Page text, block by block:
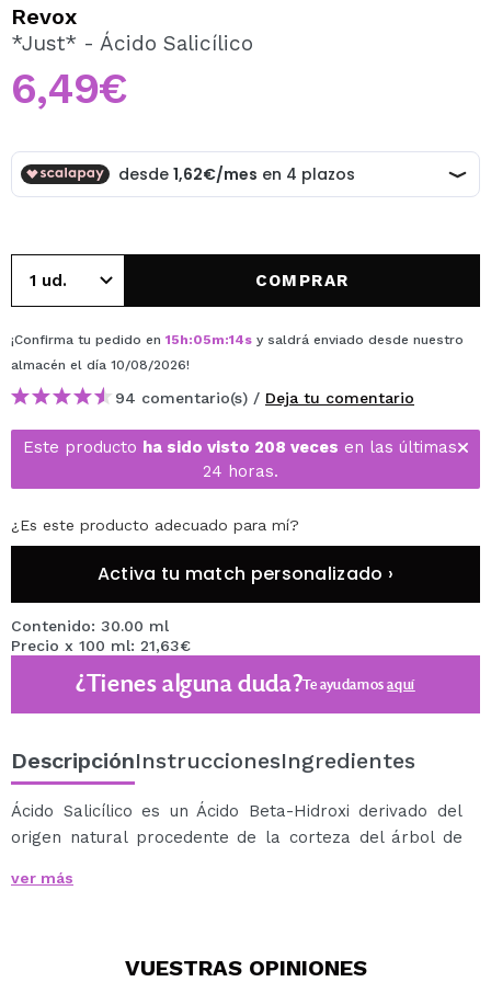
Al crear una cuenta en Maquillalia.com podrás realizar
tus compras rápidamente, revisar el estado de tus
pedidos y consultar tus operaciones anteriores.
CREAR CUENTA
Revox
*Just* - Ácido Salicílico
6,49€
COMPRAR
¡Confirma tu pedido en 15h:05m:14s y saldrá enviado desde nuestro
almacén el día 10/08/2026!
94 comentario(s) / Deja tu comentario
Este producto ha sido visto 208 veces en las últimas
24 horas.
¿Es este producto adecuado para mí?
Activa tu match personalizado ›
Contenido: 30.00 ml
Precio x 100 ml: 21,63€
¿Tienes alguna duda?Te ayudamosaquí
DescripciónInstruccionesIngredientes
Ácido Salicílico es un Ácido Beta-Hidroxi derivado del
origen natural procedente de la corteza del árbol de
Este Ácido es un exfoliante eficaz que limpia de forma
ver más
VUESTRAS OPINIONES